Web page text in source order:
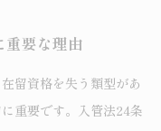
重要な理由
留資格を失う類型があ
重要です。入管法24条